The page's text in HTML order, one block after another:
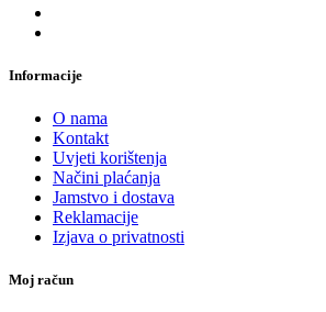
Informacije
O nama
Kontakt
Uvjeti korištenja
Načini plaćanja
Jamstvo i dostava
Reklamacije
Izjava o privatnosti
Moj račun